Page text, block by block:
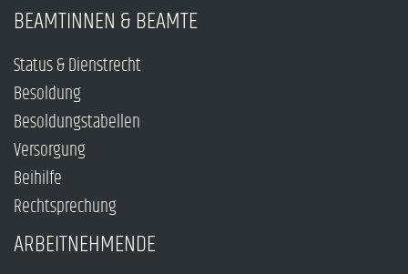
BEAMTINNEN & BEAMTE
Status & Dienstrecht
Besoldung
Besoldungstabellen
Versorgung
Beihilfe
Rechtsprechung
ARBEITNEHMENDE